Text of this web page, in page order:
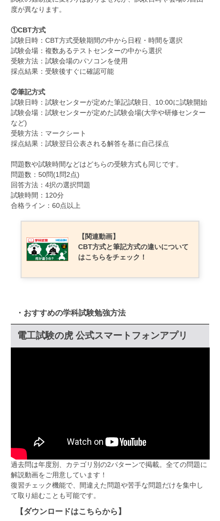
度が異なります。
①CBT方式
試験日時：CBT方式受験期間の中から日程・時間を選択
試験会場：複数あるテストセンターの中から選択
受験方法：試験会場のパソコンを使用
採点結果：受験後すぐに確認可能
②筆記方式
試験日時：試験センターが定めた筆記試験日、10:00に試験開始
試験会場：試験センターが定めた試験会場(大学や研修センター
など)
受験方法：マークシート
採点結果：試験翌日公表される解答を基に自己採点
問題数や試験時間などはどちらの受験方式も同じです。
問題数：50問(1問2点)
回答方法：4択の選択問題
試験時間：120分
合格ライン：60点以上
【関連動画】
CBT方式と筆記方式の違いについて
はこちらをチェック！
・おすすめの学科試験勉強方法
電工試験の虎 公式スマートフォンアプリ
過去問は年度別、カテゴリ別の2パターンで掲載。全ての問題に
解説動画をご用意しています！
復習チェック機能で、間違えた問題や苦手な問題だけを集中し
て取り組むことも可能です。
【ダウンロードはこちらから】